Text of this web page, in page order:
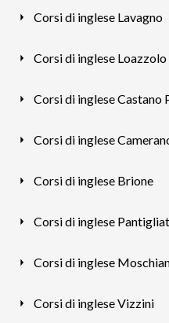
Corsi di inglese Lavagno
Corsi di inglese Loazzolo
Corsi di inglese Castano
Corsi di inglese
Corsi di inglese Brione
Corsi di inglese
Corsi di inglese
Corsi di inglese Vizzini